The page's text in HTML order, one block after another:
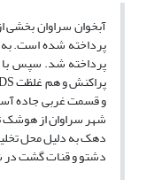
آبخوان سراوان بخشی
پرداخته شده ‌است. به
و قسمت غربی جاده
شهر سراوان از هوشک
دهک به دلیل محل
دشتو و قنات گشت در